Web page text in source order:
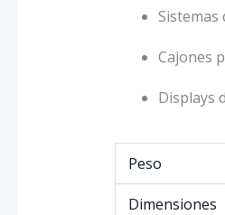
Sistemas
Cajones
Displays
Peso
Dimensiones